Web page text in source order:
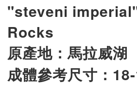
"steveni
Rocks
原產地：馬拉威湖
成體參考尺寸：